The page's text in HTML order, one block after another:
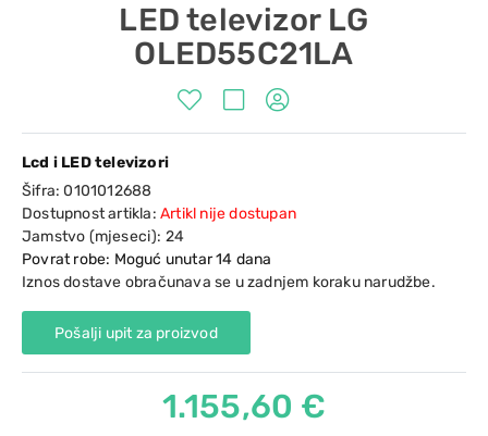
LED televizor LG
OLED55C21LA
Lcd i LED televizori
Šifra:0101012688
Dostupnost artikla: Artikl nije dostupan
Jamstvo (mjeseci): 24
Povrat robe: Moguć unutar 14 dana
Iznos dostave obračunava se u zadnjem koraku narudžbe.
Pošalji upit za proizvod
1.155,60 €